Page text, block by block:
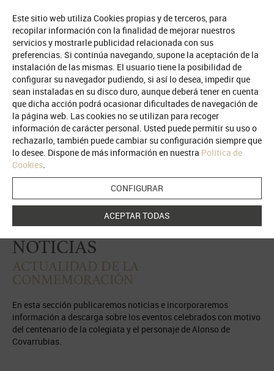
Este sitio web utiliza Cookies propias y de terceros, para
recopilar información con la finalidad de mejorar nuestros
servicios y mostrarle publicidad relacionada con sus
preferencias. Si continúa navegando, supone la aceptación de la
instalación de las mismas. El usuario tiene la posibilidad de
configurar su navegador pudiendo, si así lo desea, impedir que
sean instaladas en su disco duro, aunque deberá tener en cuenta
que dicha acción podrá ocasionar dificultades de navegación de
la página web. Las cookies no se utilizan para recoger
información de carácter personal. Usted puede permitir su uso o
rechazarlo, también puede cambiar su configuración siempre que
lo desee. Dispone de más información en nuestra Política de
Cookies.
CONFIGURAR
ACEPTAR TODAS
ANIVERSARIO
COLEGIATA DE TORRIJOS
1518-2018
Web oficial de la Conmemoración
del V Centenario de La Colegiata de Torrijos.
NOTICIAS
ACTUALIDAD DE LA
CONMEMORACIÓN
En esta sección publicaremos noticias e incorporaremos
información a descarga sobre los eventos celebrados con motivo
del centenario de la colegiata y el personaje de Alonso de
Covarrubias.